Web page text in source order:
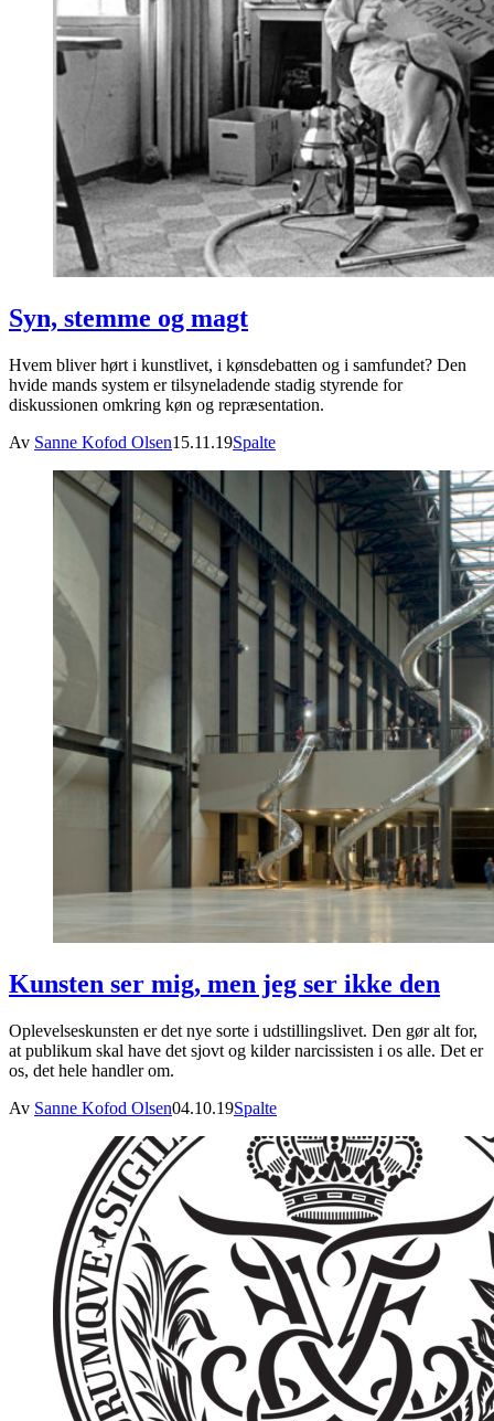
Syn, stemme og magt
Hvem bliver hørt i kunstlivet, i kønsdebatten og i samfundet? Den
hvide mands system er tilsyneladende stadig styrende for
diskussionen omkring køn og repræsentation.
Av Sanne Kofod Olsen15.11.19Spalte
Kunsten ser mig, men jeg ser ikke den
Oplevelseskunsten er det nye sorte i udstillingslivet. Den gør alt for,
at publikum skal have det sjovt og kilder narcissisten i os alle. Det er
os, det hele handler om.
Av Sanne Kofod Olsen04.10.19Spalte